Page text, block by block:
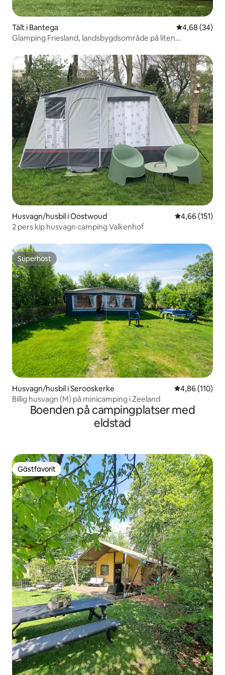
Tält i Bantega 4,68 av 5 i
4,68 (34)
Glamping Friesland, landsbygdsområde på liten
Husvagn/husbil i Oostwoud 4,66 av 5 i
4,66 (151)
2 pers kip husvagn camping Valkenhof
Superhost
Superhost
Husvagn/husbil i Serooskerke 4,86 av 5 i
4,86 (110)
Billig husvagn (M) på minicamping i Zeeland
Boenden på campingplatser med
eldstad
Gästfavorit
Gästfavorit